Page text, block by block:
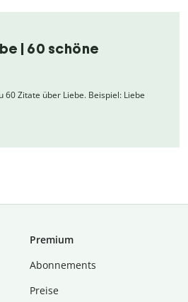
| 60 schöne
60 Zitate über Liebe. Beispiel: Liebe
Premium
Abon­ne­ments
Preise